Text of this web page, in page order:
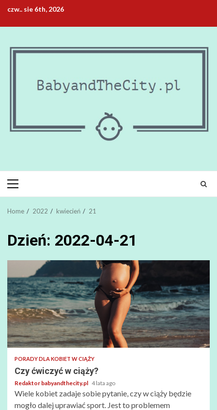
content
czw.. sie 6th, 2026
Primary
Menu
Home 2022 kwiecień 21
Dzień: 2022-04-21
PORADY DLA KOBIET W CIĄŻY
Czy ćwiczyć w ciąży?
Redaktor babyandthecity.pl 4 lata ago
Wiele kobiet zadaje sobie pytanie, czy w ciąży będzie
mogło dalej uprawiać sport. Jest to problemem